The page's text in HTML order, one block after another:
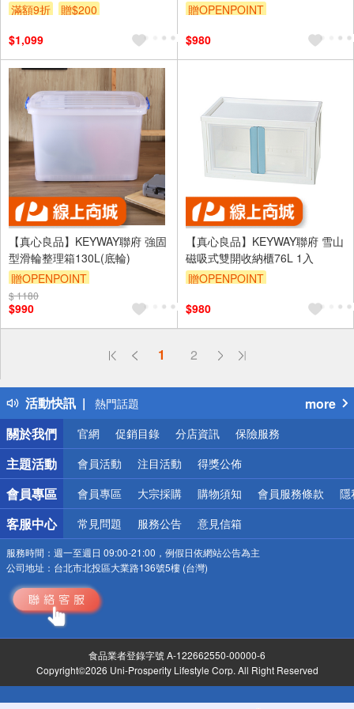
滿額9折
贈$200
$1,099
贈OPENPOINT
$980
【真心良品】KEYWAY聯府 強固
型滑輪整理箱130L(底輪)
贈OPENPOINT
訂單滿1999享95折
$ 1180
$990
【真心良品】KEYWAY聯府 雪山
磁吸式雙開收納櫃76L 1入
贈OPENPOINT
$980
1 2
活動快訊
偏遠地區配送
得獎公告
熱門話題
銀行優惠
偏遠地區配送
詐騙網頁！請小心！
more
關於我們
官網 促銷目錄 分店資訊 保險服務
主題活動 會員活動 注目活動 得獎公佈
會員專區 會員專區 大宗採購 購物須知 會員服務條款 隱
客服中心 常見問題 服務公告 意見信箱
服務時間： 週一至週日 09:00-21:00，例假日依網站公告為主
公司地址： 台北市北投區大業路136號5樓 (台灣)
食品業者登錄字號 A-122662550-00000-6
Copyright©2026 Uni-Prosperity Lifestyle Corp. All Right Reserved